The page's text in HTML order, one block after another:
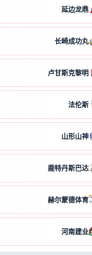
延边龙鼎
长崎成功丸
卢甘斯克黎明
法伦斯
山形山神
鹿特丹斯巴达
赫尔蒙德体育
河南建业